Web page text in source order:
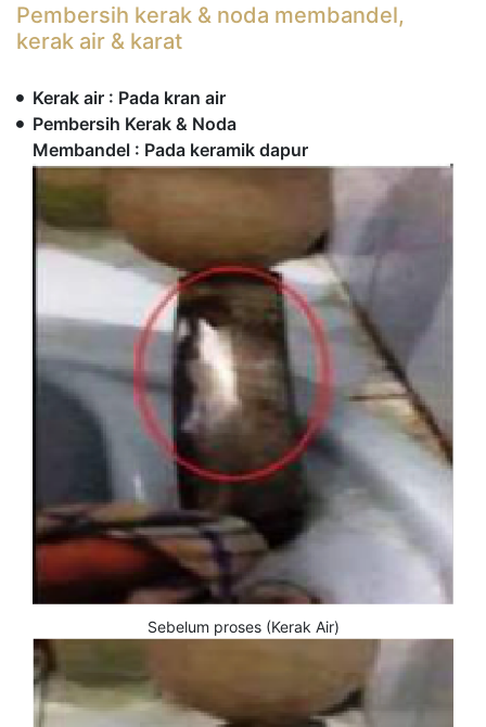
Pembersih kerak & noda membandel,
kerak air & karat
Kerak air : Pada kran air
Pembersih Kerak & Noda
Membandel : Pada keramik dapur
Sebelum proses (Kerak Air)